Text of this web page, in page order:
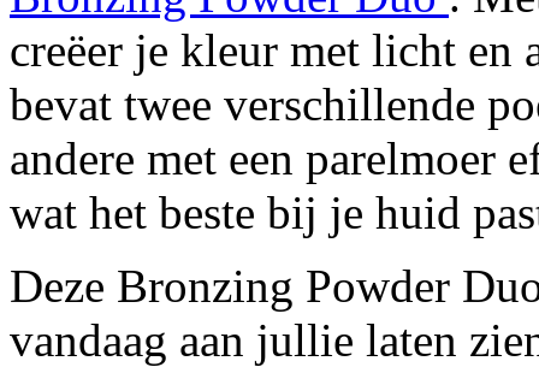
creëer je kleur met licht en
bevat twee verschillende
andere met een parelmoer
wat het beste bij je huid
Deze Bronzing Powder
vandaag aan jullie laten